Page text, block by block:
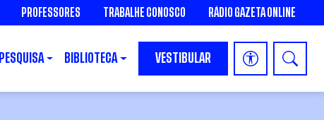
PROFESSORES TRABALHE CONOSCO RÁDIO GAZETA ONLINE
PESQUISA BIBLIOTECA VESTIBULAR